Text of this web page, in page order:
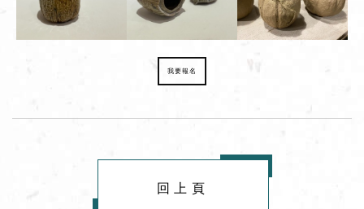
我要報名
回上頁